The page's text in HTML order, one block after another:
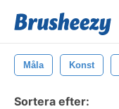
Måla Konst
Sortera efter: